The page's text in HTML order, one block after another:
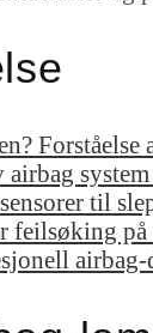
Forståelse
til
feilsøking på